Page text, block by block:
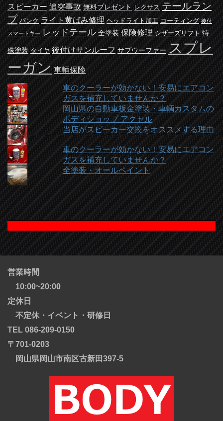
スピーカー 追突事故 無料プレゼント レクサス テールラン
プ パンク ライト黄ばみ修理 ヘッドライト加工 コーティング 後付
スマートキー レッドテール 全塗装 保険修理 シザーズリフト 特
殊塗装 タイヤ 後付けサンルーフ サブウーファー スプレ
ーガン 車輌保険
車のクーラーが効かない！安易にエアコン
ガスを補充していませんか？
岡山県の自動車板金塗装・車輌カスタムの
ボディショップ アクセル
当店がスピーカー交換をオススメする理由
車のクーラーが効かない！安易にエアコン
ガスを補充していませんか？
全塗装・オールペイント
営業時間
10:00~20:00
定休日
不定休・イベント・研修日
TEL 086-209-0150
〒701-0203
岡山県岡山市南区古新田397-5